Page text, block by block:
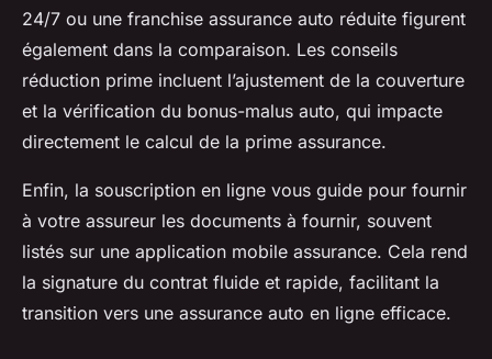
24/7 ou une franchise assurance auto réduite figurent
également dans la comparaison. Les conseils
réduction prime incluent l’ajustement de la couverture
et la vérification du bonus-malus auto, qui impacte
directement le calcul de la prime assurance.
Enfin, la souscription en ligne vous guide pour fournir
à votre assureur les documents à fournir, souvent
listés sur une application mobile assurance. Cela rend
la signature du contrat fluide et rapide, facilitant la
transition vers une assurance auto en ligne efficace.